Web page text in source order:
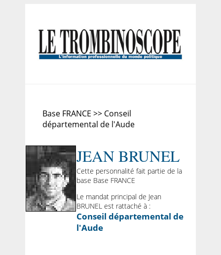
Base FRANCE >> Conseil
départemental de l'Aude
JEAN BRUNEL
Cette personnalité fait partie de la
base Base FRANCE
Le mandat principal de Jean
BRUNEL est rattaché à :
Conseil départemental de
l'Aude